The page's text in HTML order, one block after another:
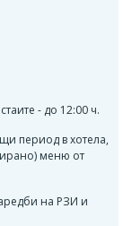
- до 12:00 ч.
период в хотела,
меню от
на РЗИ и